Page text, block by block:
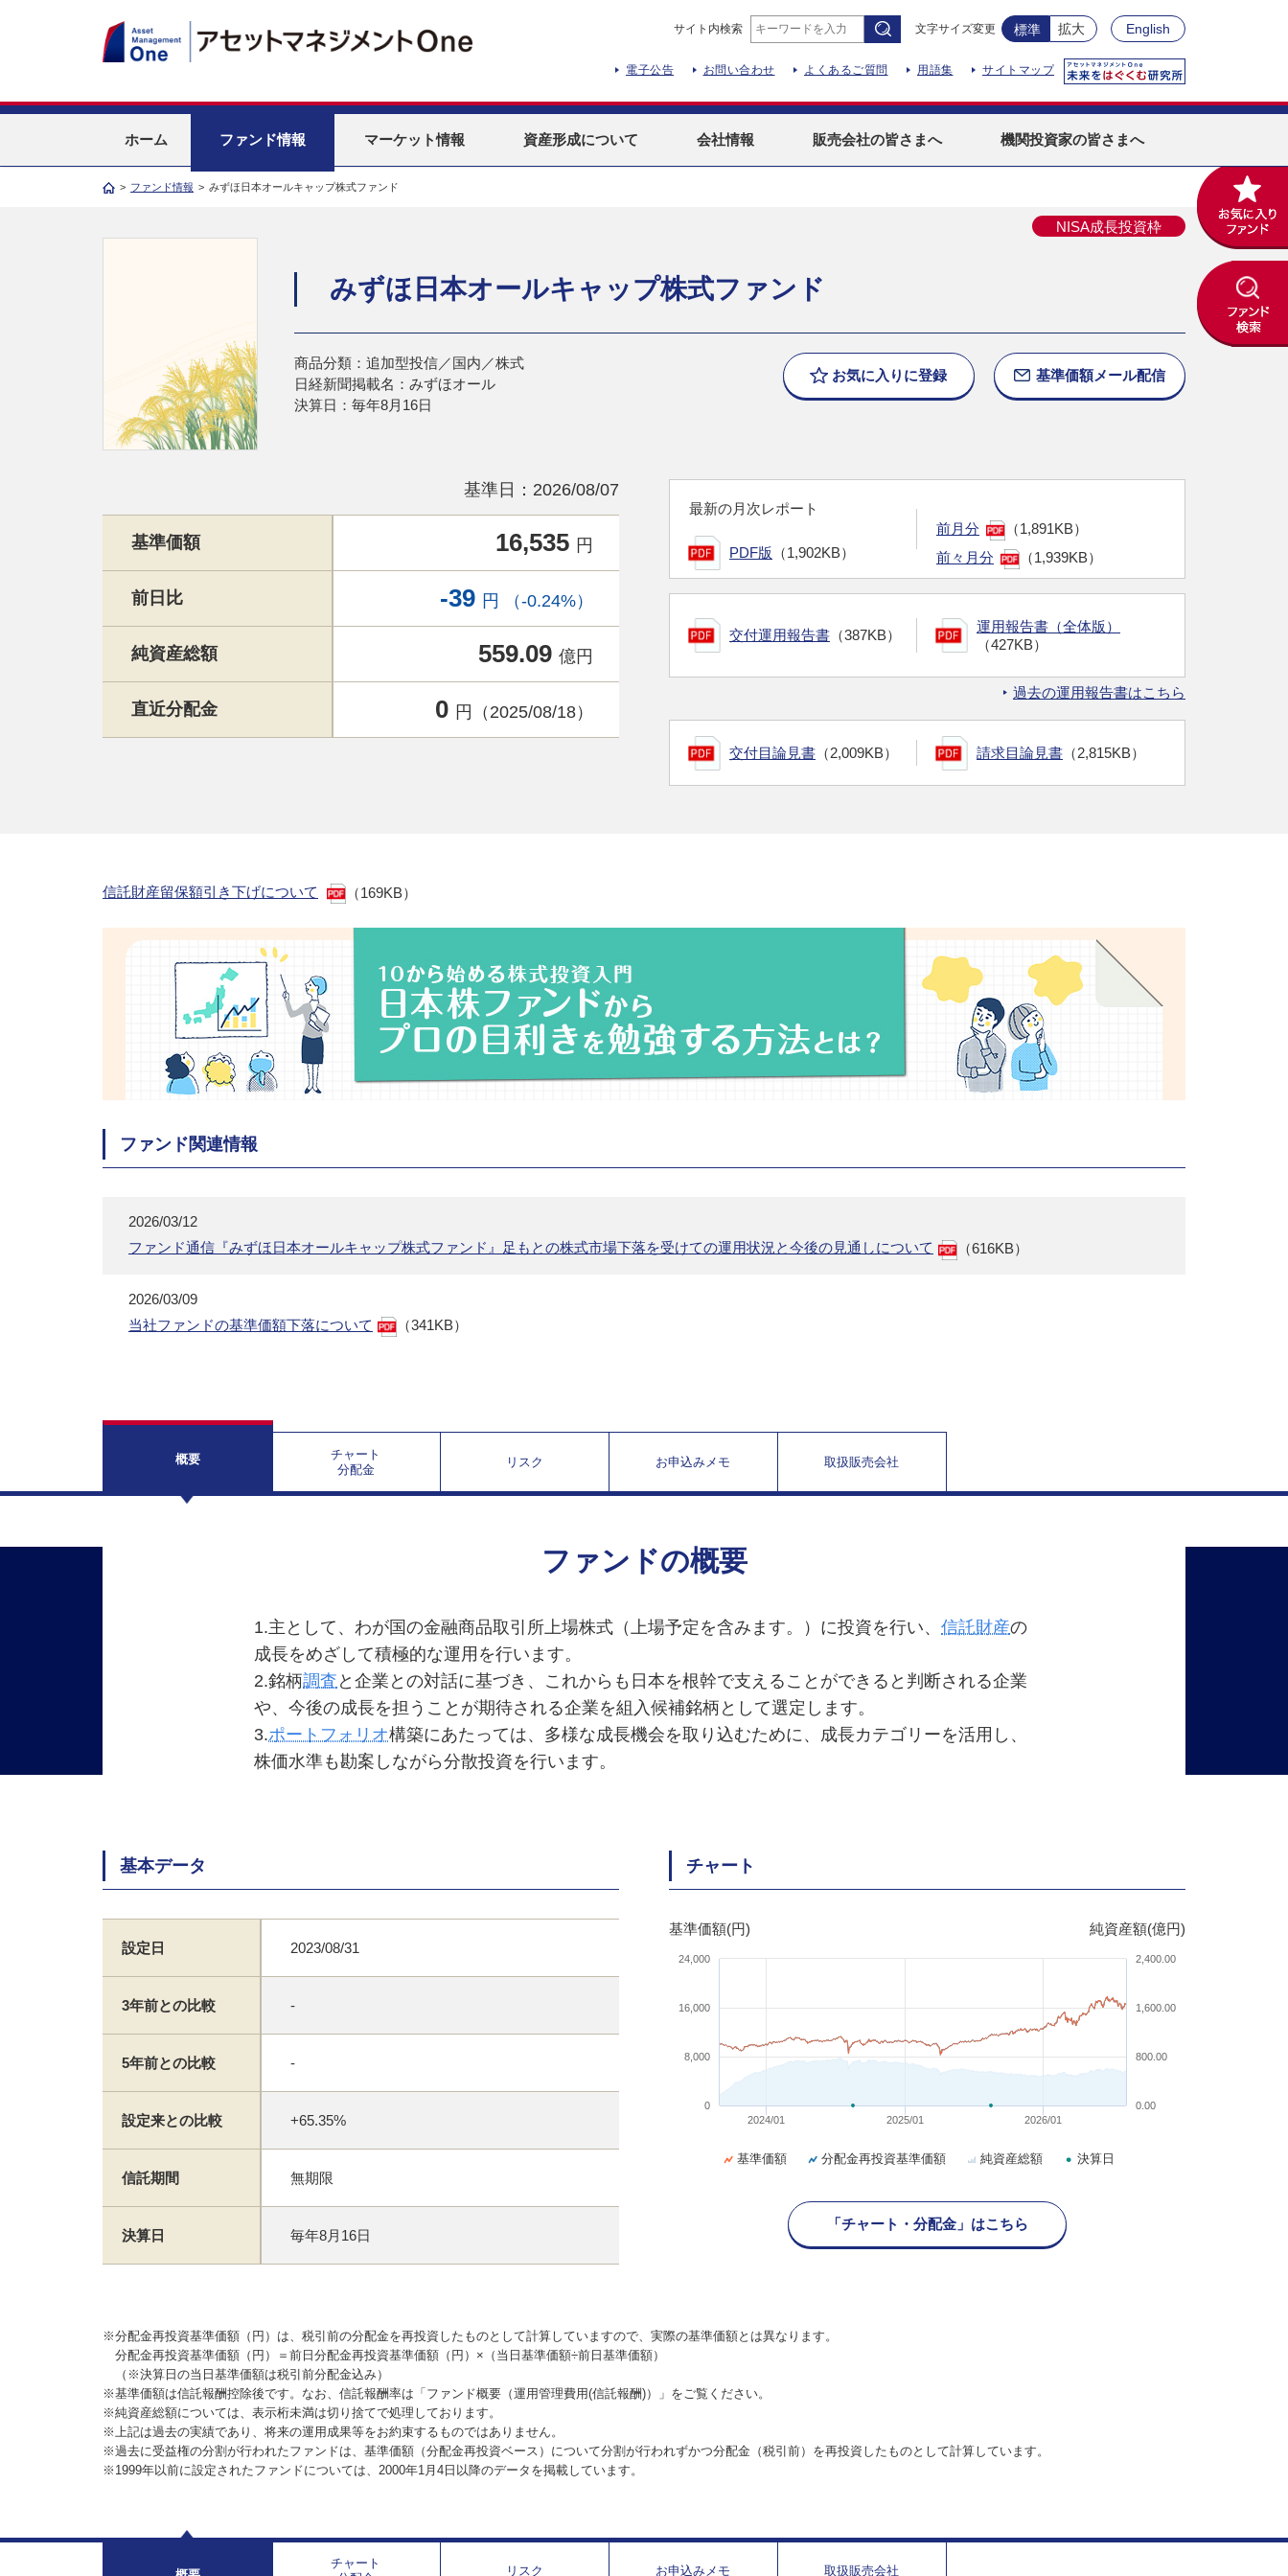
サイト内検索 文字サイズ変更 標準 拡大 English
電子公告 お問い合わせ よくあるご質問 用語集 サイトマップ
ホーム ファンド情報 マーケット情報 資産形成について 会社情報 販売会社の皆さまへ 機関投資家の皆さまへ
> ファンド情報 > みずほ日本オールキャップ株式ファンド
NISA成長投資枠
みずほ日本オールキャップ株式ファンド
商品分類：追加型投信／国内／株式
日経新聞掲載名：みずほオール
決算日：毎年8月16日
お気に入りに登録 基準価額メール配信
基準日：2026/08/07
基準価額 16,535 円
前日比 -39 円 （-0.24%）
純資産総額 559.09 億円
直近分配金 0 円（2025/08/18）
最新の月次レポート
PDF版 （1,902KB）
前月分
（1,891KB）
前々月分
（1,939KB）
交付運用報告書 （387KB）
運用報告書（全体版）
（427KB）
過去の運用報告書はこちら
交付目論見書 （2,009KB） 請求目論見書 （2,815KB）
信託財産留保額引き下げについて （169KB）
ファンド関連情報
2026/03/12
ファンド通信『みずほ日本オールキャップ株式ファンド』足もとの株式市場下落を受けての運用状況と今後の見通しについて
（616KB）
2026/03/09
当社ファンドの基準価額下落について
（341KB）
概要
チャート
分配金
リスク お申込みメモ 取扱販売会社
ファンドの概要
1.主として、わが国の金融商品取引所上場株式（上場予定を含みます。）に投資を行い、 信託財産の
成長をめざして積極的な運用を行います。
2.銘柄調査 と企業との対話に基づき、これからも日本を根幹で支えることができると判断される企業
や、今後の成長を担うことが期待される企業を組入候補銘柄として選定します。
3.ポートフォリオ構築にあたっては、多様な成長機会を取り込むために、成長カテゴリーを活用し、
株価水準も勘案しながら分散投資を行います。
基本データ
設定日 2023/08/31
3年前との比較 -
5年前との比較 -
設定来との比較 +65.35%
信託期間 無期限
決算日 毎年8月16日
チャート
基準価額(円) 純資産額(億円)
2024/01 2025/01 2026/01
0
8,000
16,000
24,000
0.00
800.00
1,600.00
2,400.00
基準価額 分配金再投資基準価額 純資産総額 決算日
「チャート・分配金」はこちら
※分配金再投資基準価額（円）は、税引前の分配金を再投資したものとして計算していますので、実際の基準価額とは異なります。
分配金再投資基準価額（円）＝前日分配金再投資基準価額（円）×（当日基準価額÷前日基準価額）
（※決算日の当日基準価額は税引前分配金込み）
※基準価額は信託報酬控除後です。なお、信託報酬率は「ファンド概要（運用管理費用(信託報酬)）」をご覧ください。
※純資産総額については、表示桁未満は切り捨てで処理しております。
※上記は過去の実績であり、将来の運用成果等をお約束するものではありません。
※過去に受益権の分割が行われたファンドは、基準価額（分配金再投資ベース）について分割が行われずかつ分配金（税引前）を再投資したものとして計算しています。
※1999年以前に設定されたファンドについては、2000年1月4日以降のデータを掲載しています。
チャート
リスク お申込みメモ 取扱販売会社